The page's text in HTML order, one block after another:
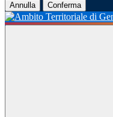
Annulla Conferma